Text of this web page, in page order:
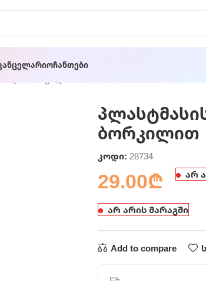
Ჩანთები
ბორკილით
კოდი: 28734
29.00₾ არ
არ არის მარაგში
Add to compare